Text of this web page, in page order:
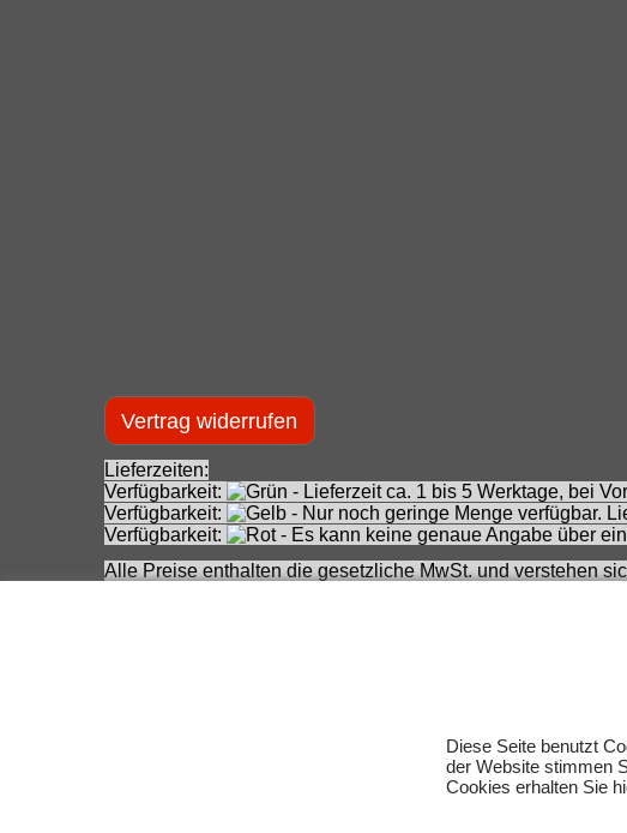
Vertrag widerrufen
Lieferzeiten:
Verfügbarkeit:
- Lieferzeit ca. 1 bis 5 Werktage, bei
Verfügbarkeit:
- Nur noch geringe Menge verfügbar.
Verfügbarkeit:
- Es kann keine genaue Angabe über
Alle Preise enthalten die gesetzliche MwSt. und verstehen
Für Produktinformationen kann keine Haftung übernommen
Eingetragene Warenzeichen und Logos sind Eigentum des
Änderungen, Irrtümer und Zwischenverkauf vorbehalten.
Diese Seite benutzt
der Website stimmen
Cookies erhalten Sie